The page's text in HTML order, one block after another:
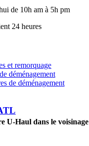
de 10h am à 5h pm
24 heures
et remorquage
déménagement
de déménagement
U-Haul dans le voisinage